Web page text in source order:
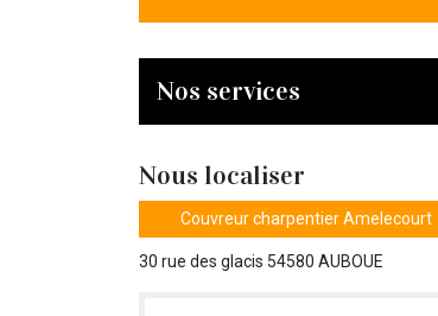
Nos services
Nous localiser
Couvreur charpentier Amelecourt
30 rue des glacis 54580 AUBOUE